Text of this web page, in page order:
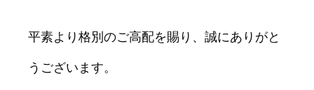
平素より格別のご高配を賜り、誠にありがと
うございます。